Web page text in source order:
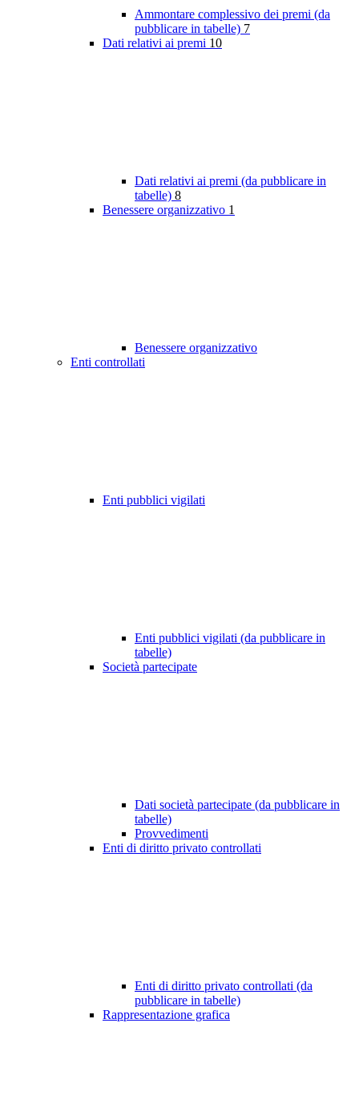
Ammontare complessivo dei premi (da
pubblicare in tabelle) 7
Dati relativi ai premi 10
Dati relativi ai premi (da pubblicare in
tabelle) 8
Benessere organizzativo 1
Benessere organizzativo
Enti controllati
Enti pubblici vigilati
Enti pubblici vigilati (da pubblicare in
tabelle)
Società partecipate
Dati società partecipate (da pubblicare in
tabelle)
Provvedimenti
Enti di diritto privato controllati
Enti di diritto privato controllati (da
pubblicare in tabelle)
Rappresentazione grafica